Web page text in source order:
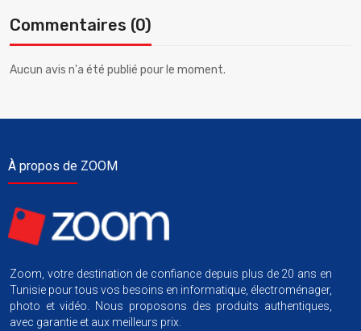
Commentaires (0)
Aucun avis n'a été publié pour le moment.
À propos de ZOOM
Zoom, votre destination de confiance depuis plus de 20 ans en
Tunisie pour tous vos besoins en informatique, électroménager,
photo et vidéo. Nous proposons des produits authentiques,
avec garantie et aux meilleurs prix.